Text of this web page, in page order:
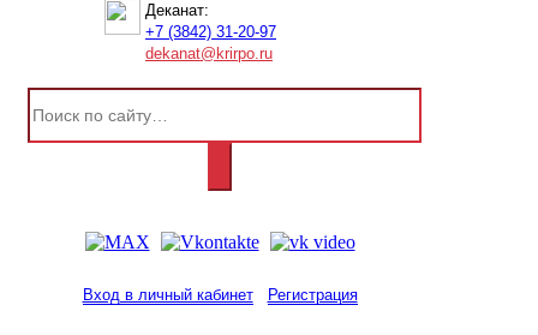
Деканат:
+7 (3842) 31-20-97
dekanat@krirpo.ru
Вход в личный кабинет Регистрация